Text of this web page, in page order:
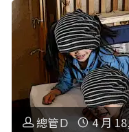
最
需
要
注
力
發
展
更
總管Ｄ 4 月